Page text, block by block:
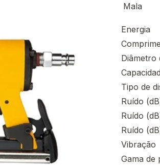
Mala
Energia
Diâmetro
Tipo de
Ruído
Ruído
Ruído
Vibração
Gama de